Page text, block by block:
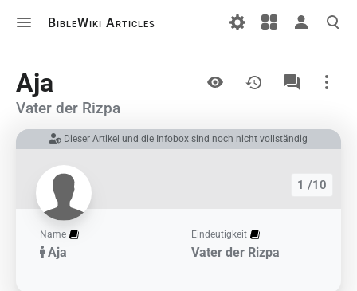
BibleWiki Articles
Aja
Vater der Rizpa
Links auf diesem Artikel
Änderungen an verlinkten Artikel
Druckversion
Permanenter Link
Artikelinformationen
Dieser Artikel und die Infobox sind noch nicht vollständig
1 /10
Name
Aja
Eindeutigkeit
Vater der Rizpa